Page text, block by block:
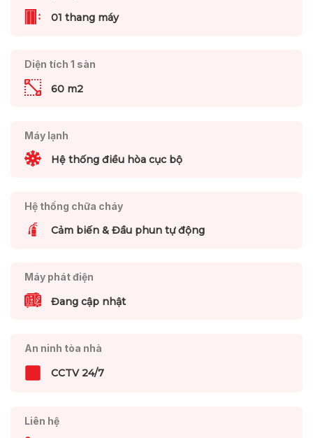
01 thang máy
Diện tích 1 sàn
60 m2
Máy lạnh
Hệ thống điều hòa cục bộ
Hệ thống chữa cháy
Cảm biến & Đầu phun tự động
Máy phát điện
Đang cập nhật
An ninh tòa nhà
CCTV 24/7
Liên hệ